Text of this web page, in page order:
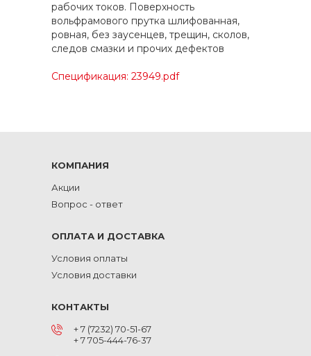
рабочих токов. Поверхность
вольфрамового прутка шлифованная,
ровная, без заусенцев, трещин, сколов,
следов смазки и прочих дефектов
Спецификация: 23949.pdf
КОМПАНИЯ
Акции
Вопрос - ответ
ОПЛАТА И ДОСТАВКА
Условия оплаты
Условия доставки
КОНТАКТЫ
+ 7 (7232) 70-51-67
+ 7 705-444-76-37